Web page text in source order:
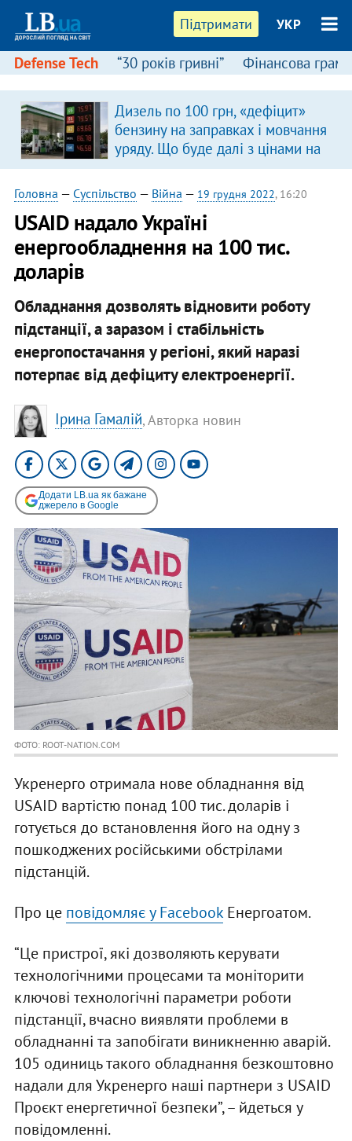
Підтримати УКР
Defense Tech “30 років гривні” Фінансова
Дизель по 100 грн, «дефіцит»
бензину на заправках і мовчання
уряду. Що буде далі з цінами на
пальне?
Головна — Суспільство — Війна — 19 грудня 2022, 16:20
USAID надало Україні
енергообладнення на 100 тис.
доларів
Обладнання дозволять відновити роботу
підстанції, а заразом і стабільність
енергопостачання у регіоні, який наразі
потерпає від дефіциту електроенергії.
Ірина Гамалій, Авторка новин
Додати LB.ua як бажане
джерело в Google
ФОТО: ROOT-NATION.COM
Укренерго отримала нове обладнання від
USAID вартістю понад 100 тис. доларів і
готується до встановлення його на одну з
пошкоджених російськими обстрілами
підстанцій.
Про це повідомляє у FacebookЕнергоатом.
“Це пристрої, які дозволяють керувати
технологічними процесами та моніторити
ключові технологічні параметри роботи
підстанції, вчасно виявляти проблеми в
обладнанні та запобігати виникненню аварій.
105 одиниць такого обладнання безкоштовно
надали для Укренерго наші партнери з USAID
Проєкт енергетичної безпеки”, – йдеться у
повідомленні.